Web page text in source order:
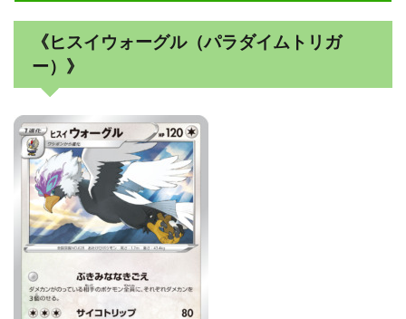
《ヒスイウォーグル（パラダイムトリガ
ー）》